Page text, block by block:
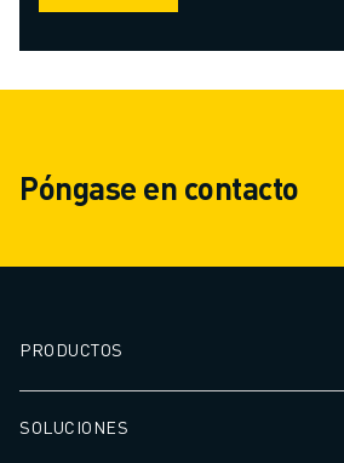
Póngase en contacto
PRODUCTOS
SOLUCIONES